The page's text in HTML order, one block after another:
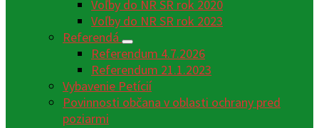
Voľby do NR SR rok 2020
Voľby do NR SR rok 2023
Referendá
Referendum 4.7.2026
Referendum 21.1.2023
Vybavenie Petícií
Povinnosti občana v oblasti ochrany pred
poziarmi